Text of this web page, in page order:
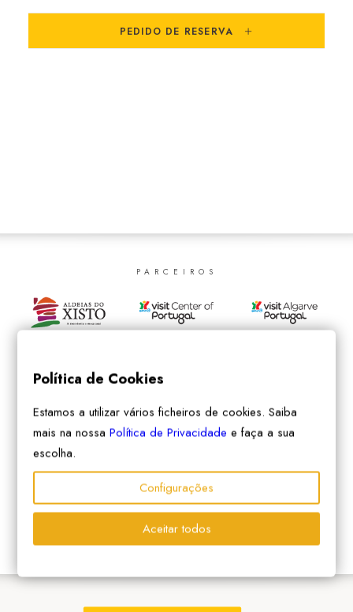
SEARCH
PEDIDO DE RESERVA
PARCEIROS
Política de Cookies
Estamos a utilizar vários ficheiros de cookies. Saiba
mais na nossaPolítica de Privacidade e faça a sua
escolha.
Configurações
Aceitar todos